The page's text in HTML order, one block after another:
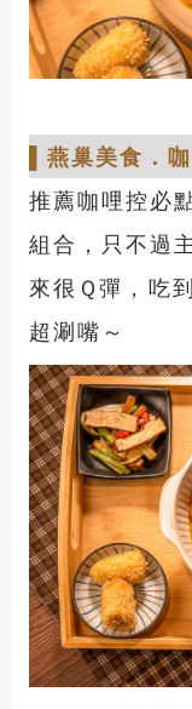
燕巢美食 ．
推薦咖哩控必
組合，只不過
來很Ｑ彈，吃
超涮嘴～